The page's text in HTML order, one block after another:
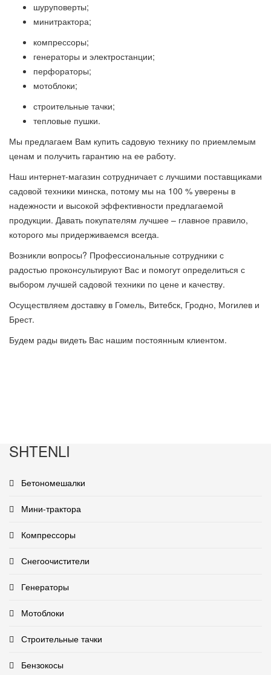
шуруповерты;
минитрактора;
компрессоры;
генераторы и электростанции;
перфораторы;
мотоблоки;
строительные тачки;
тепловые пушки.
Мы предлагаем Вам купить садовую технику по приемлемым
ценам и получить гарантию на ее работу.
Наш интернет-магазин сотрудничает с лучшими поставщиками
садовой техники минска, потому мы на 100 % уверены в
надежности и высокой эффективности предлагаемой
продукции. Давать покупателям лучшее – главное правило,
которого мы придерживаемся всегда.
Возникли вопросы? Профессиональные сотрудники с
радостью проконсультируют Вас и помогут определиться с
выбором лучшей садовой техники по цене и качеству.
Осуществляем доставку в Гомель, Витебск, Гродно, Могилев и
Брест.
Будем рады видеть Вас нашим постоянным клиентом.
SHTENLI
Бетономешалки
Мини-трактора
Компрессоры
Снегоочистители
Генераторы
Мотоблоки
Строительные тачки
Бензокосы